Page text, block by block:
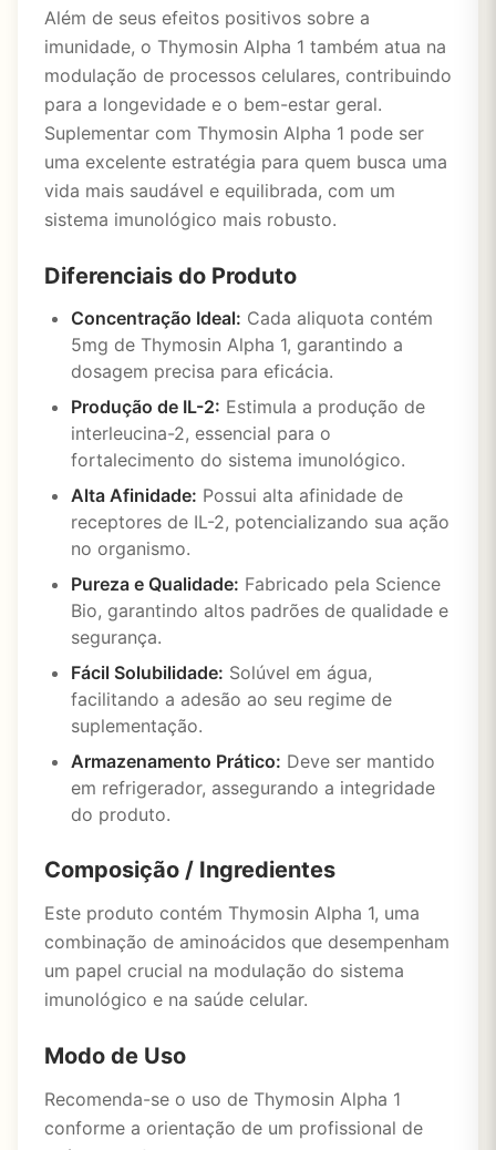
Além de seus efeitos positivos sobre a
imunidade, o Thymosin Alpha 1 também atua na
modulação de processos celulares, contribuindo
para a longevidade e o bem-estar geral.
Suplementar com Thymosin Alpha 1 pode ser
uma excelente estratégia para quem busca uma
vida mais saudável e equilibrada, com um
sistema imunológico mais robusto.
Diferenciais do Produto
Concentração Ideal: Cada aliquota contém
5mg de Thymosin Alpha 1, garantindo a
dosagem precisa para eficácia.
Produção de IL-2: Estimula a produção de
interleucina-2, essencial para o
fortalecimento do sistema imunológico.
Alta Afinidade: Possui alta afinidade de
receptores de IL-2, potencializando sua ação
no organismo.
Pureza e Qualidade: Fabricado pela Science
Bio, garantindo altos padrões de qualidade e
segurança.
Fácil Solubilidade: Solúvel em água,
facilitando a adesão ao seu regime de
suplementação.
Armazenamento Prático: Deve ser mantido
em refrigerador, assegurando a integridade
do produto.
Composição / Ingredientes
Este produto contém Thymosin Alpha 1, uma
combinação de aminoácidos que desempenham
um papel crucial na modulação do sistema
imunológico e na saúde celular.
Modo de Uso
Recomenda-se o uso de Thymosin Alpha 1
conforme a orientação de um profissional de